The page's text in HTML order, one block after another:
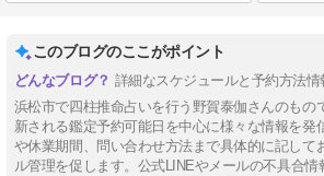
このブログのここがポイント
詳細なスケジュールと予約方法情
浜松市で四柱推命占いを行う野賀泰伽さんのもの
新される鑑定予約可能日を中心に様々な情報を発
や休業期間、問い合わせ方法まで具体的に記して
ル管理を促します。公式LINEやメールの不具合情